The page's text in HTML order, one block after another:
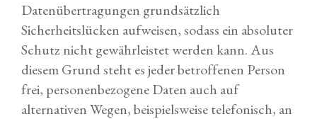
Datenübertragungen grundsätzlich
Sicherheitslücken aufweisen, sodass ein absoluter
Schutz nicht gewährleistet werden kann. Aus
diesem Grund steht es jeder betroffenen Person
frei, personenbezogene Daten auch auf
alternativen Wegen, beispielsweise telefonisch, an